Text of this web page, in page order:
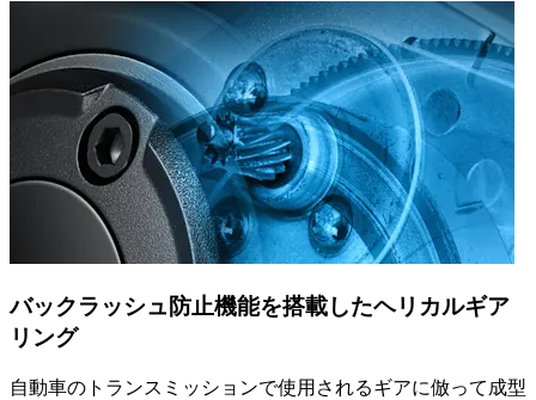
バックラッシュ防止機能を搭載したヘリカルギア
リング
自動車のトランスミッションで使用されるギアに倣って成型